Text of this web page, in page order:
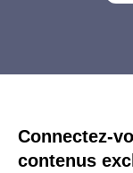
Connexion
Connectez-
contenus